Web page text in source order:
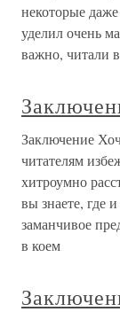
некоторые
уделил очень
важно, читали
Заключение
читателям
хитроумно
вы знаете, где
заманчивое
в коем